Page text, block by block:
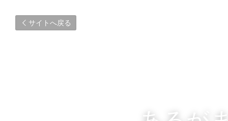
サイトへ戻る